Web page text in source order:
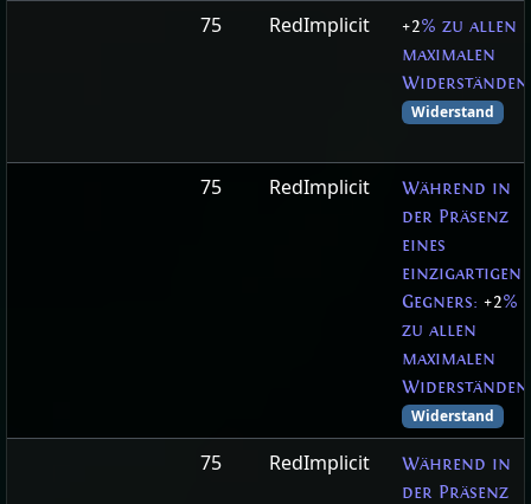
75 RedImplicit +2% zu allen
maximalen
Widerständen
Widerstand
75 RedImplicit
Während in
der Präsenz
eines
einzigartigen
Gegners: +2%
zu allen
maximalen
Widerständen
Widerstand
75 RedImplicit
Während in
der Präsenz